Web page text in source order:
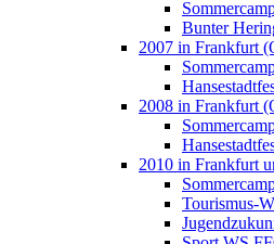
Bunter
2007 in Frankfurt
2008 in Frankfurt
2010 in Frankfurt
Tourismus-